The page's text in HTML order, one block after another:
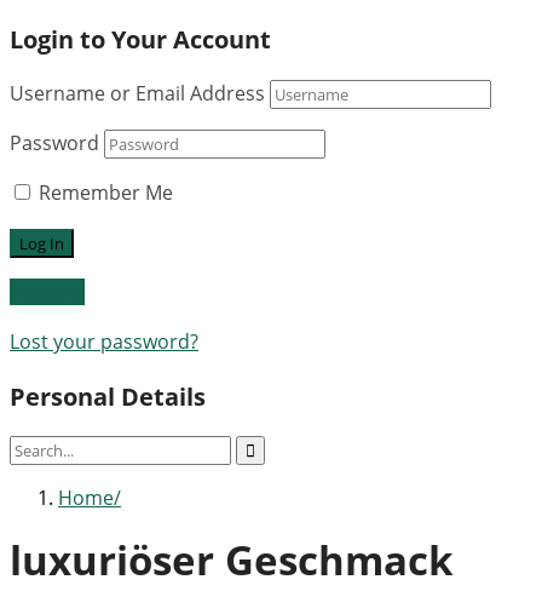
Login to Your Account
Username or Email Address
Password
Remember Me
Lost your password?
Personal Details
Home
luxuriöser Geschmack